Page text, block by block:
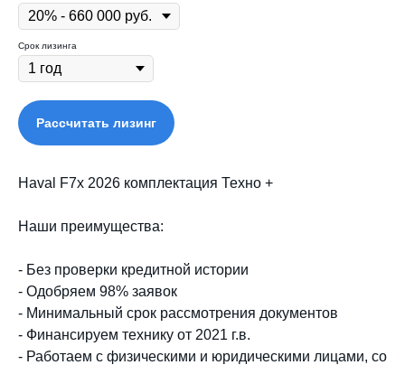
Срок лизинга
Рассчитать лизинг
Haval F7x 2026 комплектация Техно +
Наши преимущества:
- Без проверки кредитной истории
- Одобряем 98% заявок
- Минимальный срок рассмотрения документов
- Финансируем технику от 2021 г.в.
- Работаем с физическими и юридическими лицами, со